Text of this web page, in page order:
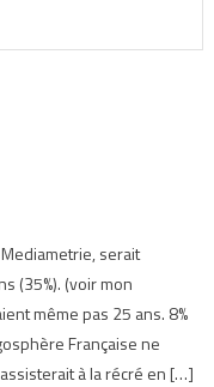
serait
(35%). (voir mon
même pas 25 ans. 8%
Française ne
à la récré en […]